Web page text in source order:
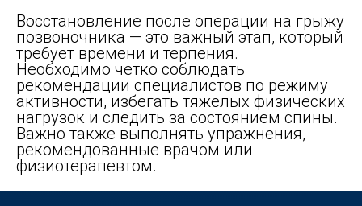
Восстановление после операции на грыжу
позвоночника — это важный этап, который
требует времени и терпения.
Необходимо четко соблюдать
рекомендации специалистов по режиму
активности, избегать тяжелых физических
нагрузок и следить за состоянием спины.
Важно также выполнять упражнения,
рекомендованные врачом или
физиотерапевтом.